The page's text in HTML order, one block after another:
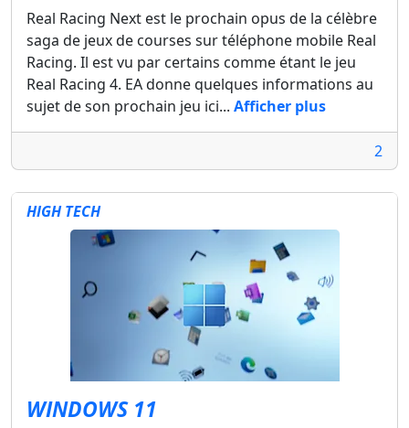
Real Racing Next est le prochain opus de la célèbre
saga de jeux de courses sur téléphone mobile Real
Racing. Il est vu par certains comme étant le jeu
Real Racing 4. EA donne quelques informations au
sujet de son prochain jeu ici... Afficher plus
2
HIGH TECH
WINDOWS 11